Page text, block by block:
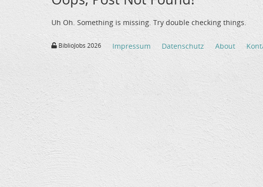
Uh Oh. Something is missing. Try double checking things.
BiblioJobs 2026 Impressum Datenschutz About